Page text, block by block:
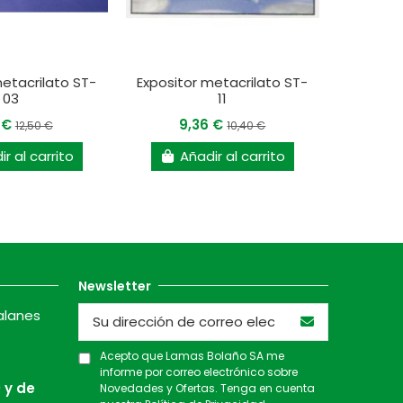
ST-
03
€12,50 €
al carrito
Expositor metacrilato ST-
11
9,36 €10,40 €
Añadir al carrito
y de
Newsletter
Acepto que Lamas Bolaño SA me
informe por correo electrónico sobre
Novedades y Ofertas. Tenga en cuenta